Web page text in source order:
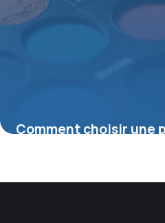
Comment choisir une